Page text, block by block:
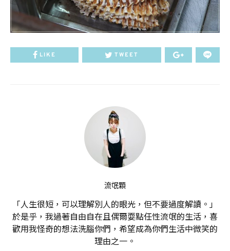
LIKE TWEET
流氓顆
「人生很短，可以理解別人的眼光，但不要過度解讀。」
於是乎，我過著自由自在且偶爾耍點任性流氓的生活，喜
歡用我怪奇的想法洗腦你們，希望成為你們生活中微笑的
理由之一。